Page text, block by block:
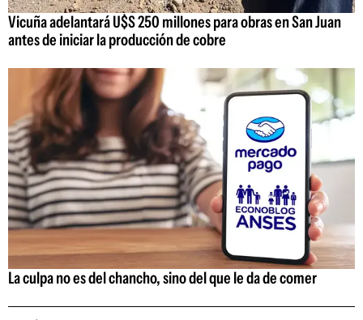
Vicuña adelantará U$S 250 millones para obras en San Juan
antes de iniciar la producción de cobre
La culpa no es del chancho, sino del que le da de comer